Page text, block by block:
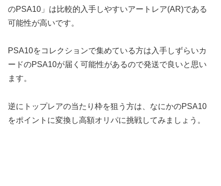
のPSA10」は比較的入手しやすいアートレア(AR)である
可能性が高いです。
PSA10をコレクションで集めている方は入手しずらいカ
ードのPSA10が届く可能性があるので発送で良いと思い
ます。
逆にトップレアの当たり枠を狙う方は、なにかのPSA10
をポイントに変換し高額オリパに挑戦してみましょう。